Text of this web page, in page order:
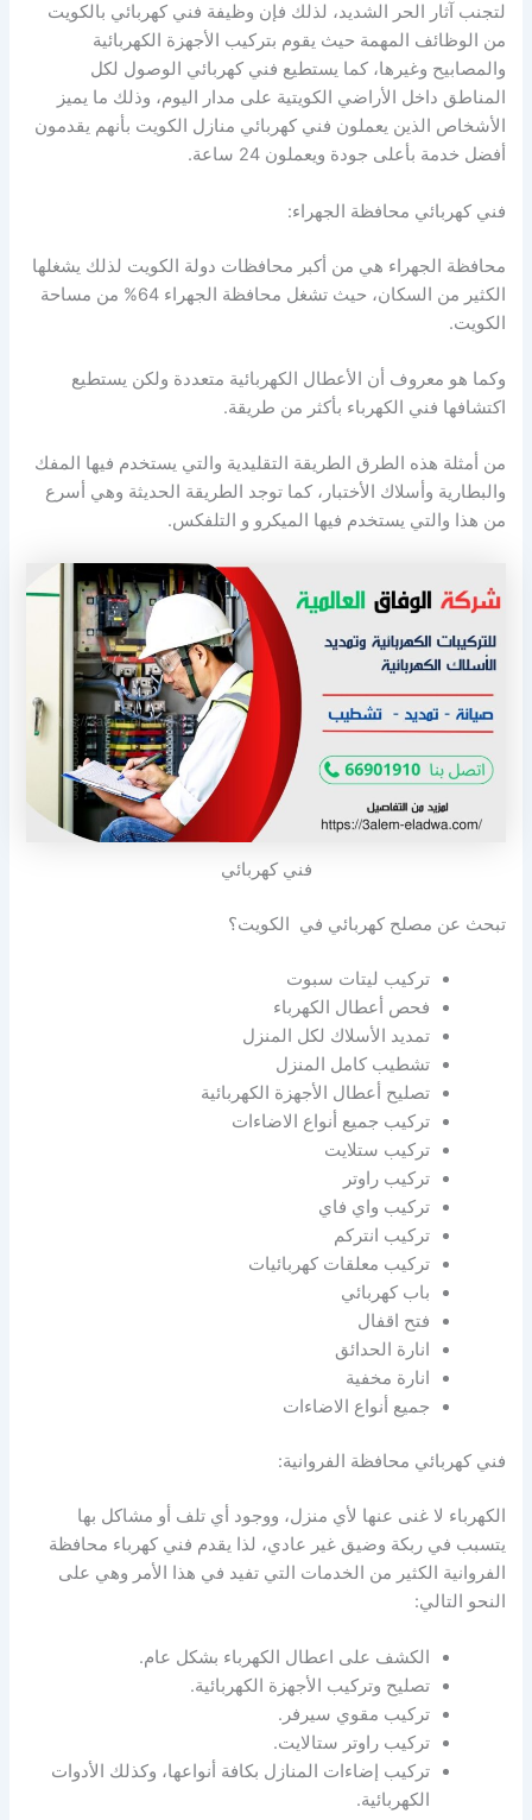
لتجنب آثار الحر الشديد، لذلك فإن وظيفة فني كهربائي بالكويت
من الوظائف المهمة حيث يقوم بتركيب الأجهزة الكهربائية
والمصابيح وغيرها، كما يستطيع فني كهربائي الوصول لكل
المناطق داخل الأراضي الكويتية على مدار اليوم، وذلك ما يميز
الأشخاص الذين يعملون فني كهربائي منازل الكويت بأنهم يقدمون
أفضل خدمة بأعلى جودة ويعملون 24 ساعة.
فني كهربائي محافظة الجهراء:
محافظة الجهراء هي من أكبر محافظات دولة الكويت لذلك يشغلها
الكثير من السكان، حيث تشغل محافظة الجهراء 64% من مساحة
الكويت.
وكما هو معروف أن الأعطال الكهربائية متعددة ولكن يستطيع
اكتشافها فني الكهرباء بأكثر من طريقة.
من أمثلة هذه الطرق الطريقة التقليدية والتي يستخدم فيها المفك
والبطارية وأسلاك الأختبار، كما توجد الطريقة الحديثة وهي أسرع
من هذا والتي يستخدم فيها الميكرو و التلفكس.
فني كهربائي
تبحث عن مصلح كهربائي في الكويت؟
تركيب ليتات سبوت
فحص أعطال الكهرباء
تمديد الأسلاك لكل المنزل
تشطيب كامل المنزل
تصليح أعطال الأجهزة الكهربائية
تركيب جميع أنواع الاضاءات
تركيب ستلايت
تركيب راوتر
تركيب واي فاي
تركيب انتركم
تركيب معلقات كهربائيات
باب كهربائي
فتح اقفال
انارة الحدائق
انارة مخفية
جميع أنواع الاضاءات
فني كهربائي محافظة الفروانية:
الكهرباء لا غنى عنها لأي منزل، ووجود أي تلف أو مشاكل بها
يتسبب في ربكة وضيق غير عادي، لذا يقدم فني كهرباء محافظة
الفروانية الكثير من الخدمات التي تفيد في هذا الأمر وهي على
النحو التالي:
الكشف على اعطال الكهرباء بشكل عام.
تصليح وتركيب الأجهزة الكهربائية.
تركيب مقوي سيرفر.
تركيب راوتر ستالايت.
تركيب إضاءات المنازل بكافة أنواعها، وكذلك الأدوات
الكهربائية.